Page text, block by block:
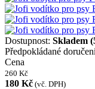
Dostupnost: Skladem
Předpokládané
Cena
260 Kč
180 Kč (vč. DPH)